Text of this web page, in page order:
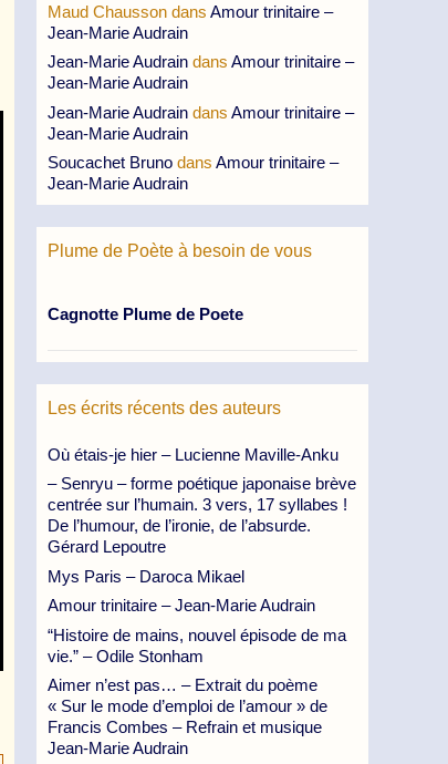
Maud Chausson dans Amour trinitaire –
Jean-Marie Audrain
Jean-Marie Audrain dans Amour trinitaire –
Jean-Marie Audrain
Jean-Marie Audrain dans Amour trinitaire –
Jean-Marie Audrain
Soucachet Bruno dans Amour trinitaire –
Jean-Marie Audrain
Plume de Poète à besoin de vous
Cagnotte Plume de Poete
Les écrits récents des auteurs
Où étais-je hier – Lucienne Maville-Anku
– Senryu – forme poétique japonaise brève
centrée sur l’humain. 3 vers, 17 syllabes !
De l’humour, de l’ironie, de l’absurde.
Gérard Lepoutre
Mys Paris – Daroca Mikael
Amour trinitaire – Jean-Marie Audrain
“Histoire de mains, nouvel épisode de ma
vie.” – Odile Stonham
Aimer n’est pas… – Extrait du poème
« Sur le mode d’emploi de l’amour » de
Francis Combes – Refrain et musique
Jean-Marie Audrain